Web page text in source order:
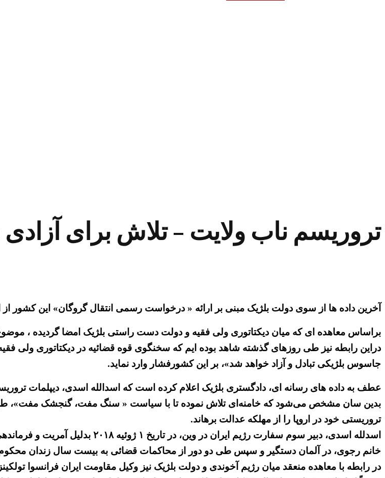
تروریسم ناب ولایت – تلاش برای
آخرین داده ها از سوی دولت بلژیک مبنی بر ارائه « درخواست رسمی انتقال گروگان» این کشور
براساس معاهده ای که میان دیکتاتوری ولی فقیه و دولت دست راستی بلژیک امضا گردیده ، موضوع انتقال « زندانیان » ازتاریخ
دراین رابطه نیز طی روزهای گذشته شاهد بوده ایم که سخنگوی قوه قضائیه در دیکتاتوری ولی
جاسوس بلژیکی تبادل و آزاد خواهد شد»، بر این کشورفشار وارد نماید.
عطف به داده های رسانه ای، دادگستری بلژیک اعلام کرده است که اسدالله اسدی، دیپلمات
بدین سان مشخص می‌شود که خامنه‌ای تلاش نموده تا با سیاست « سنگ مفت، گنجشک مفت»، طرف
تروریستی خود در اروپا را از مهلکه عدالت برهاند.
اسدلله اسدی، دبیر سوم سفارت رژیم
خانم رجوی، در آلمان دستگیر و سپس طی دو دور از محاکمات قضائی به بیست سال زندان
در رابطه با معاهده منعقد میان رژیم آخوندی و دولت بلژیک نیز وکیل مقاومت ایران فرانسوا